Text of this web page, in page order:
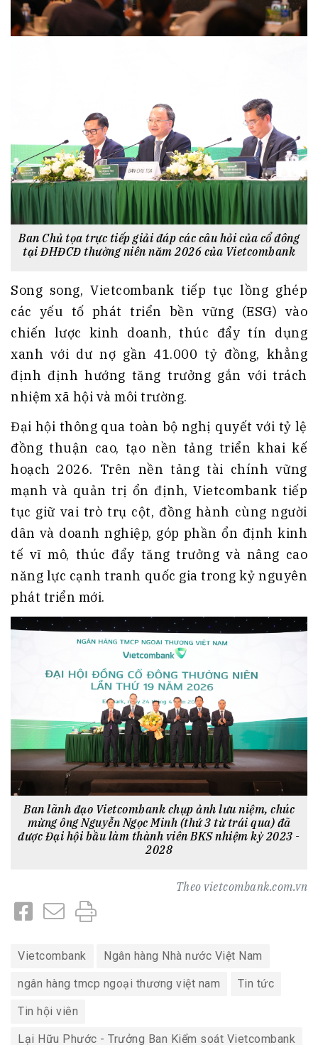
Ban Chủ tọa trực tiếp giải đáp các câu hỏi của cổ đông
tại ĐHĐCĐ thường niên năm 2026 của Vietcombank
Song song, Vietcombank tiếp tục lồng ghép
các yếu tố phát triển bền vững (ESG) vào
chiến lược kinh doanh, thúc đẩy tín dụng
xanh với dư nợ gần 41.000 tỷ đồng, khẳng
định định hướng tăng trưởng gắn với trách
nhiệm xã hội và môi trường.
Đại hội thông qua toàn bộ nghị quyết với tỷ lệ
đồng thuận cao, tạo nền tảng triển khai kế
hoạch 2026. Trên nền tảng tài chính vững
mạnh và quản trị ổn định, Vietcombank tiếp
tục giữ vai trò trụ cột, đồng hành cùng người
dân và doanh nghiệp, góp phần ổn định kinh
tế vĩ mô, thúc đẩy tăng trưởng và nâng cao
năng lực cạnh tranh quốc gia trong kỷ nguyên
phát triển mới.
Ban lãnh đạo Vietcombank chụp ảnh lưu niệm, chúc
mừng ông Nguyễn Ngọc Minh (thứ 3 từ trái qua) đã
được Đại hội bầu làm thành viên BKS nhiệm kỳ 2023 -
2028
Theo vietcombank.com.vn
Vietcombank Ngân hàng Nhà nước Việt Nam
ngân hàng tmcp ngoại thương việt nam Tin tức
Tin hội viên
Lại Hữu Phước - Trưởng Ban Kiểm soát Vietcombank